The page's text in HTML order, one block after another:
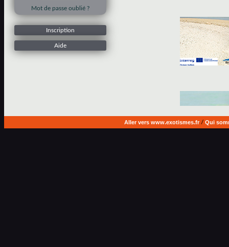
Mot de passe oublié ?
Inscription
Aide
Aller vers www.exotismes.fr/ Qui